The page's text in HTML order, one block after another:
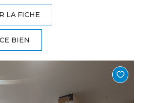
LA FICHE
BIEN